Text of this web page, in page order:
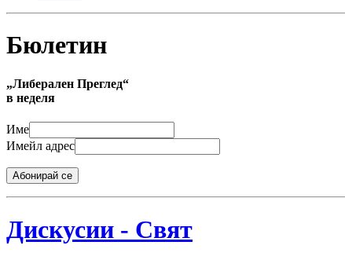
Бюлетин
„Либерален Преглед“
в неделя
Име
Имейл адрес
Абонирай се
Дискусии - Свят